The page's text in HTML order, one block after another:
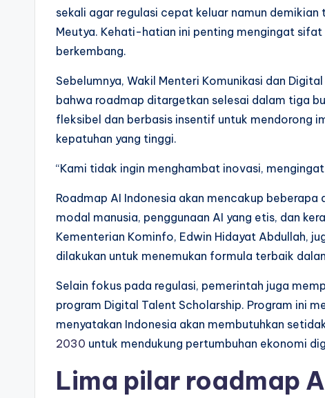
sekali agar regulasi cepat keluar namun
Meutya. Kehati-hatian ini penting mengingat
berkembang.
Sebelumnya, Wakil Menteri Komunikasi dan
bahwa roadmap ditargetkan selesai dalam tiga
fleksibel dan berbasis insentif untuk mendorong
kepatuhan yang tinggi.
“Kami tidak ingin menghambat inovasi,
Roadmap AI Indonesia akan mencakup
modal manusia, penggunaan AI yang etis, dan
Kementerian Kominfo, Edwin Hidayat Abdullah,
dilakukan untuk menemukan formula terbaik
Selain fokus pada regulasi, pemerintah juga
program Digital Talent Scholarship. Program ini
menyatakan Indonesia akan membutuhkan
2030 untuk mendukung pertumbuhan ekonomi
Lima pilar roadmap